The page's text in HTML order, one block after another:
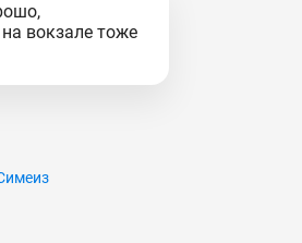
вокзале тоже